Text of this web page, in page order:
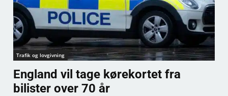
Trafik og lovgivning
England vil tage kørekortet fra
bilister over 70 år